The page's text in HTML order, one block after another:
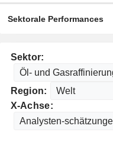
Sektorale Performances
Sektor:
Region:
X-Achse: